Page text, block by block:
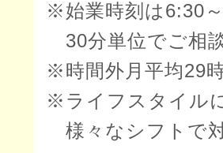
※始業時刻は6:30
30分単位でご相
※時間外月平均29
※ライフスタイル
様々なシフトで